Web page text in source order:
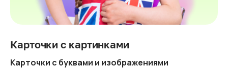
Карточки с картинками
Карточки с буквами и изображениями